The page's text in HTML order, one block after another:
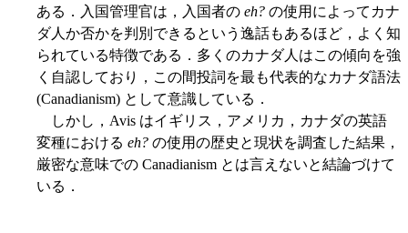
ある．入国管理官は，入国者の eh? の使用によってカナ
ダ人か否かを判別できるという逸話もあるほど，よく知
られている特徴である．多くのカナダ人はこの傾向を強
く自認しており，この間投詞を最も代表的なカナダ語法
(Canadianism) として意識している．
しかし，Avis はイギリス，アメリカ，カナダの英語
変種における eh? の使用の歴史と現状を調査した結果，
厳密な意味での Canadianism とは言えないと結論づけて
いる．